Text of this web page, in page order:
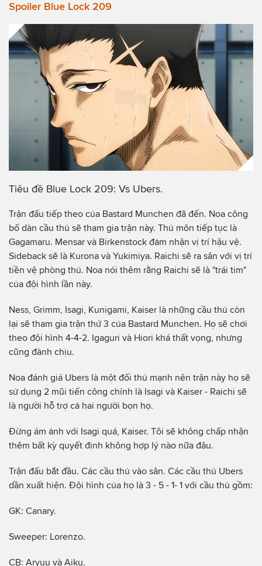
Spoiler Blue Lock 209
Tiêu đề Blue Lock 209: Vs Ubers.
Trận đấu tiếp theo của Bastard Munchen đã đến. Noa công
bố dàn cầu thủ sẽ tham gia trận này. Thủ môn tiếp tục là
Gagamaru. Mensar và Birkenstock đảm nhận vị trí hậu vệ.
Sideback sẽ là Kurona và Yukimiya. Raichi sẽ ra sân với vị trí
tiền vệ phòng thủ. Noa nói thêm rằng Raichi sẽ là "trái tim"
của đội hình lần này.
Ness, Grimm, Isagi, Kunigami, Kaiser là những cầu thủ còn
lại sẽ tham gia trận thứ 3 của Bastard Munchen. Họ sẽ chơi
theo đội hình 4-4-2. Igaguri và Hiori khá thất vọng, nhưng
cũng đành chịu.
Noa đánh giá Ubers là một đối thủ mạnh nên trận này họ sẽ
sử dụng 2 mũi tiến công chính là Isagi và Kaiser - Raichi sẽ
là người hỗ trợ cả hai người bọn họ.
Đừng ám ảnh với Isagi quá, Kaiser. Tôi sẽ không chấp nhận
thêm bất kỳ quyết định không hợp lý nào nữa đâu.
Trận đấu bắt đầu. Các cầu thủ vào sân. Các cầu thủ Ubers
dần xuất hiện. Đội hình của họ là 3 - 5 - 1- 1 với cầu thủ gồm:
GK: Canary.
Sweeper: Lorenzo.
CB: Aryuu và Aiku.